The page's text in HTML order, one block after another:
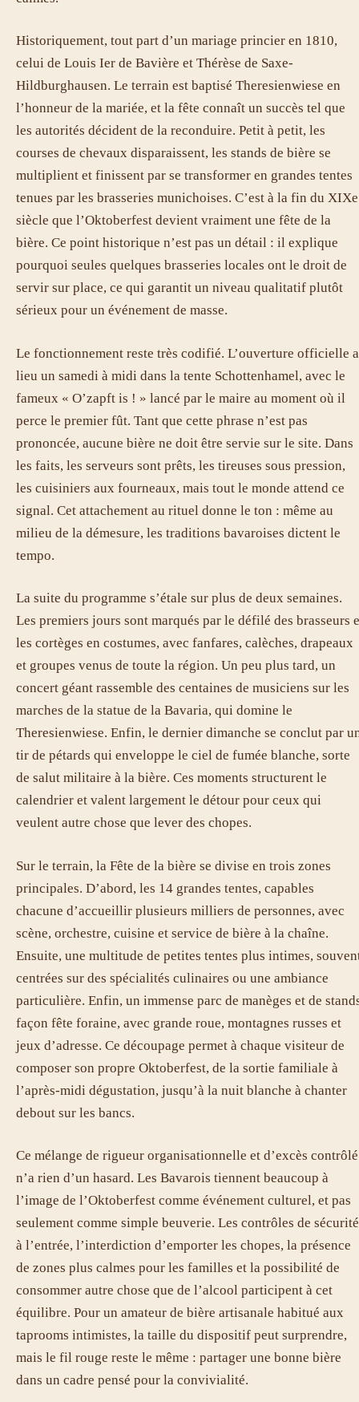
Historiquement, tout part d’un mariage princier en 1810,
celui de Louis Ier de Bavière et Thérèse de Saxe-
Hildburghausen. Le terrain est baptisé Theresienwiese en
l’honneur de la mariée, et la fête connaît un succès tel que
les autorités décident de la reconduire. Petit à petit, les
courses de chevaux disparaissent, les stands de bière se
multiplient et finissent par se transformer en grandes tentes
tenues par les brasseries munichoises. C’est à la fin du XIXe
siècle que l’Oktoberfest devient vraiment une fête de la
bière. Ce point historique n’est pas un détail : il explique
pourquoi seules quelques brasseries locales ont le droit de
servir sur place, ce qui garantit un niveau qualitatif plutôt
sérieux pour un événement de masse.
Le fonctionnement reste très codifié. L’ouverture officielle a
lieu un samedi à midi dans la tente Schottenhamel, avec le
fameux « O’zapft is ! » lancé par le maire au moment où il
perce le premier fût. Tant que cette phrase n’est pas
prononcée, aucune bière ne doit être servie sur le site. Dans
les faits, les serveurs sont prêts, les tireuses sous pression,
les cuisiniers aux fourneaux, mais tout le monde attend ce
signal. Cet attachement au rituel donne le ton : même au
milieu de la démesure, les traditions bavaroises dictent le
tempo.
La suite du programme s’étale sur plus de deux semaines.
Les premiers jours sont marqués par le défilé des brasseurs
les cortèges en costumes, avec fanfares, calèches, drapeaux
et groupes venus de toute la région. Un peu plus tard, un
concert géant rassemble des centaines de musiciens sur les
marches de la statue de la Bavaria, qui domine le
Theresienwiese. Enfin, le dernier dimanche se conclut par
tir de pétards qui enveloppe le ciel de fumée blanche, sorte
de salut militaire à la bière. Ces moments structurent le
calendrier et valent largement le détour pour ceux qui
veulent autre chose que lever des chopes.
Sur le terrain, la Fête de la bière se divise en trois zones
principales. D’abord, les 14 grandes tentes, capables
chacune d’accueillir plusieurs milliers de personnes, avec
scène, orchestre, cuisine et service de bière à la chaîne.
Ensuite, une multitude de petites tentes plus intimes,
centrées sur des spécialités culinaires ou une ambiance
particulière. Enfin, un immense parc de manèges et de
façon fête foraine, avec grande roue, montagnes russes et
jeux d’adresse. Ce découpage permet à chaque visiteur de
composer son propre Oktoberfest, de la sortie familiale à
l’après-midi dégustation, jusqu’à la nuit blanche à chanter
debout sur les bancs.
Ce mélange de rigueur organisationnelle et d’excès contrôlé
n’a rien d’un hasard. Les Bavarois tiennent beaucoup à
l’image de l’Oktoberfest comme événement culturel, et pas
seulement comme simple beuverie. Les contrôles de sécurité
à l’entrée, l’interdiction d’emporter les chopes, la présence
de zones plus calmes pour les familles et la possibilité de
consommer autre chose que de l’alcool participent à cet
équilibre. Pour un amateur de bière artisanale habitué aux
taprooms intimistes, la taille du dispositif peut surprendre,
mais le fil rouge reste le même : partager une bonne bière
dans un cadre pensé pour la convivialité.